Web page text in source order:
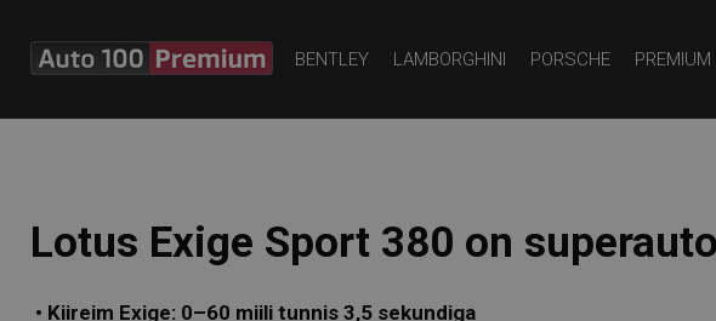
BENTLEY LAMBORGHINI PORSCHE
Lotus Exige Sport 380 on
• Kiireim Exige: 0–60 miili tunnis 3,5 sekundiga